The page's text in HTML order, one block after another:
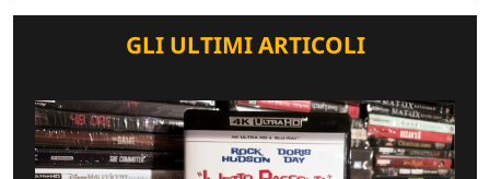
GLI ULTIMI ARTICOLI